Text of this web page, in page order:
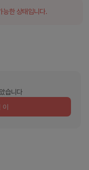
능한 상태입니다.
습니다
이